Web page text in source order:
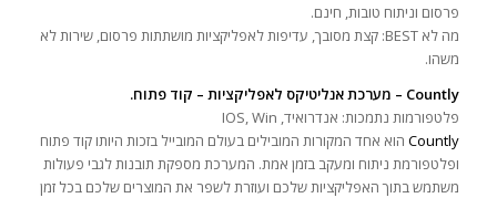
פרסום וניתוח טובות, חינם.
מה לא BEST: קצת מסובך, עדיפות לאפליקציות מושתתות פרסום, שירות לא
משהו.
Countly – מערכת אנליטיקס לאפליקציות – קוד פתוח.
פלטפורמות נתמכות: אנדרואיד, IOS, Win
Countlyהוא אחד המקורות המובילים בעולם המובייל בזכות היותו קוד פתוח
ופלטפורמת ניתוח ומעקב בזמן אמת. המערכת מספקת תובנות לגבי פעולות
משתמש בתוך האפליקציות שלכם ועוזרת לשפר את המוצרים שלכם בכל זמן